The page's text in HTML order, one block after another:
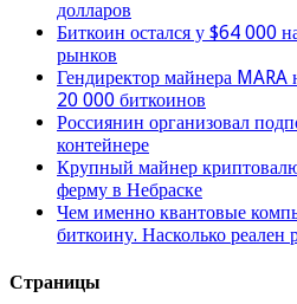
долларов
Биткоин остался у $64 000
рынков
Гендиректор майнера
20 000 биткоинов
Россиянин организовал
контейнере
Крупный майнер
ферму в Небраске
Чем именно квантовые
биткоину. Насколько реален
Страницы